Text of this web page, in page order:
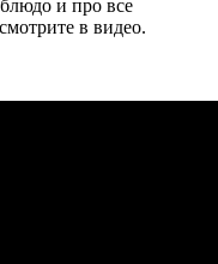
и про все
в видео.